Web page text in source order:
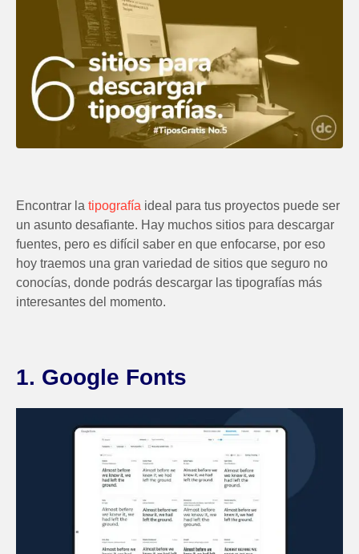
Encontrar la tipografía ideal para tus proyectos puede ser
un asunto desafiante. Hay muchos sitios para descargar
fuentes, pero es difícil saber en que enfocarse, por eso
hoy traemos una gran variedad de sitios que seguro no
conocías, donde podrás descargar las tipografías más
interesantes del momento.
1. Google Fonts